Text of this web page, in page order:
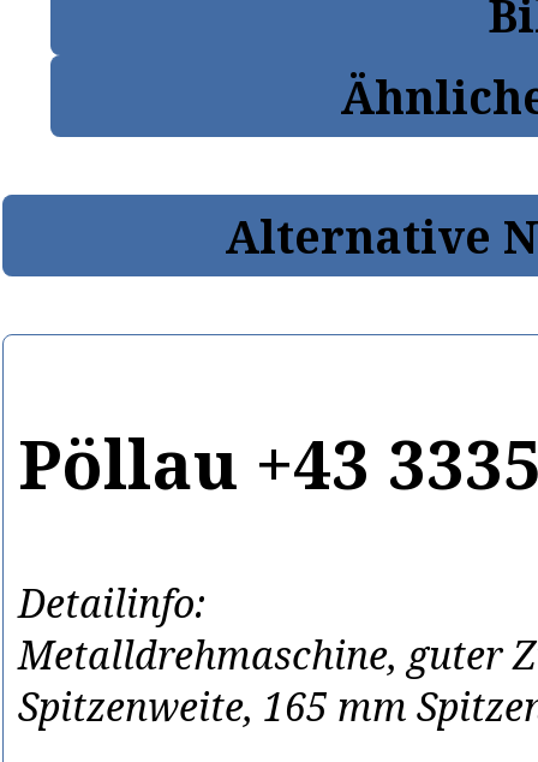
Alternative
Pöllau +43
Detailinfo:
Metalldrehmaschine, guter
Spitzenweite, 165 mm